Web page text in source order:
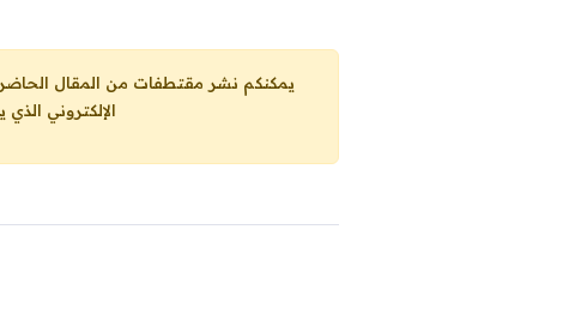
يمكنكم نشر مقتطفات من المقال الحاضر، ما حده الاقصى 25% من مجموع المقال، شرط:
الإلكتروني